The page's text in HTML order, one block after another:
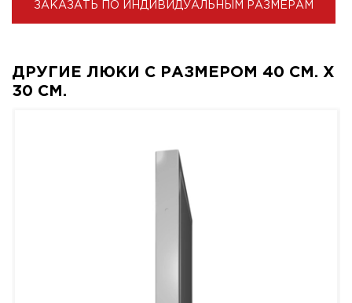
ЗАКАЗАТЬ ПО ИНДИВИДУАЛЬНЫМ РАЗМЕРАМ
ДРУГИЕ ЛЮКИ С РАЗМЕРОМ 40 СМ. X
30 СМ.